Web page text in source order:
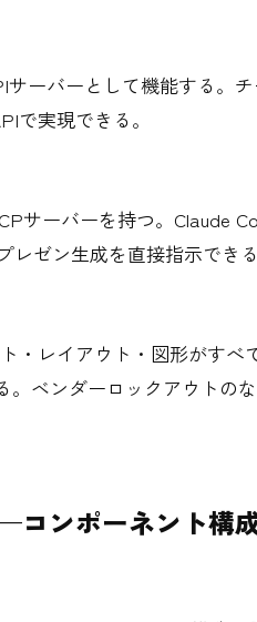
ーバーとして機能する。チ
で実現できる。
サーバーを持つ。Claude
ゼン生成を直接指示できる
・レイアウト・図形がすべ
ベンダーロックアウトの
ンポーネント構